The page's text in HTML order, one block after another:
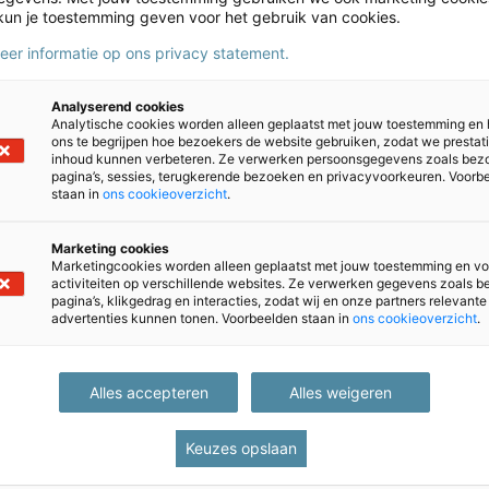
of de inhoud daarvan worden verveelvoudigd,
hetzij elektronisch, hetzij mechanisch, door fotokopieën,
van Bureau ICE.
hun respectievelijke eigenaren. Indien u van mening bent,
viainfo@bureau-ice.nl.
ice.nl
TOA
toa@bureau-ice.nl
NT2
Caribisch onderwijs
lvsbes@bureau-ice.nl
je toestemming geven voor het gebruik van cookies.
informatie op ons privacy statement.
Analyserend cookies
Analytische cookies worden alleen geplaatst met jouw toestemming en
ons te begrijpen hoe bezoekers de website gebruiken, zodat we
inhoud kunnen verbeteren. Ze verwerken persoonsgegevens zoals
pagina’s, sessies, terugkerende bezoeken en privacyvoorkeuren.
staan in ons cookieoverzicht.
Marketing cookies
Marketingcookies worden alleen geplaatst met jouw toestemming en
activiteiten op verschillende websites. Ze verwerken gegevens zoals
pagina’s, klikgedrag en interacties, zodat wij en onze partners relevante
advertenties kunnen tonen. Voorbeelden staan in ons cookieoverzicht.
Alles accepteren Alles weigeren
Keuzes opslaan